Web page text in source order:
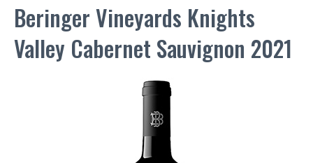
Beringer Vineyards Knights
Valley Cabernet Sauvignon 2021